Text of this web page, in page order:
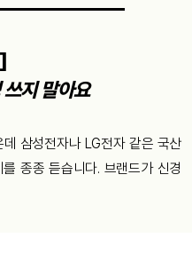
지 말아요
삼성전자나 LG전자 같은 국산
종종 듣습니다. 브랜드가 신경